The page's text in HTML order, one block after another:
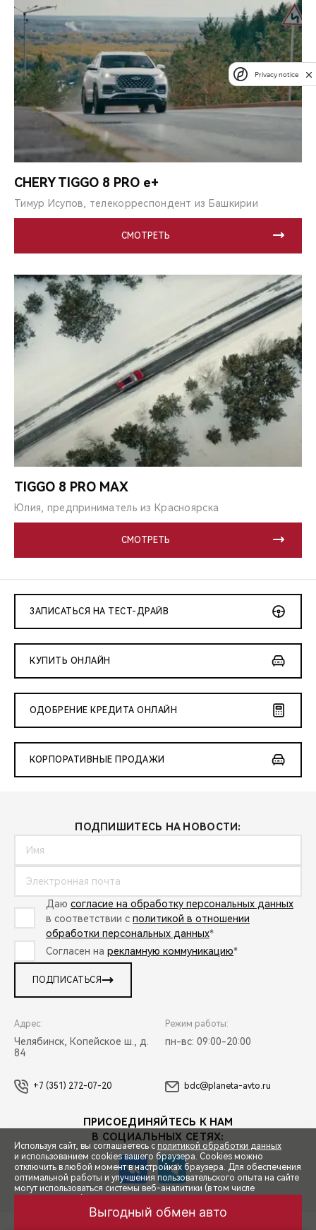
СПЕЦПРЕДЛОЖЕНИЯ
CHERY TIGGO 8 PRO e+
Тимур Исупов, телекорреспондент из Башкирии
СМОТРЕТЬ
TIGGO 8 PRO MAX
Юлия, предприниматель из Красноярска
СМОТРЕТЬ
ЗАПИСАТЬСЯ НА ТЕСТ-ДРАЙВ
КУПИТЬ ОНЛАЙН
ОДОБРЕНИЕ КРЕДИТА ОНЛАЙН
КОРПОРАТИВНЫЕ ПРОДАЖИ
ПОДПИШИТЕСЬ НА НОВОСТИ:
Даю согласие на обработку персональных данных
в соответствии с политикой в отношении
обработки персональных данных*
Согласен на рекламную коммуникацию*
ПОДПИСАТЬСЯ
Адрес:
Челябинск, Копейское ш., д.
84
Режим работы:
пн-вс: 09:00-20:00
+7 (351) 272-07-20 bdc@planeta-avto.ru
ПРИСОЕДИНЯЙТЕСЬ К НАМ
В СОЦИАЛЬНЫХ СЕТЯХ:
Используя сайт, вы соглашаетесь с политикой обработки данных
и использованием cookies вашего браузера. Cookies можно
отключить в любой момент в настройках браузера. Для обеспечения
оптимальной работы и улучшения пользовательского опыта на сайте
могут использоваться системы веб-аналитики (в том числе
с применением указанных технологий и размещением cookie-
Закрыть
на покупку автомобилей CHERY
Акции Заказать
Privacy notice